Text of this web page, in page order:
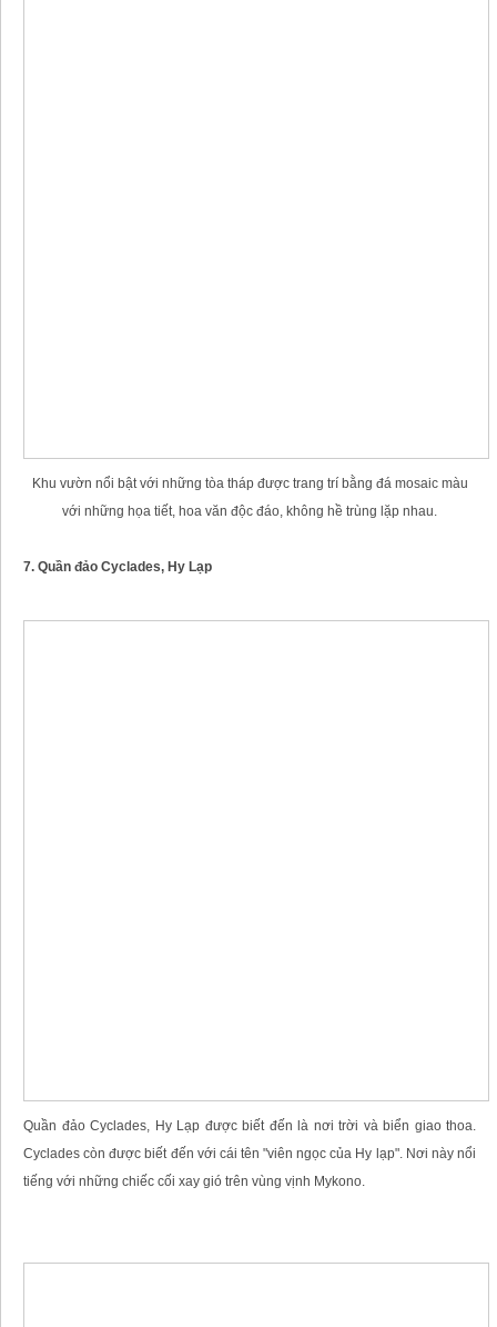
Khu vườn nổi bật với những tòa tháp được trang trí bằng đá mosaic màu
với những họa tiết, hoa văn độc đáo, không hề trùng lặp nhau.
7. Quần đảo Cyclades, Hy Lạp
Quần đảo Cyclades, Hy Lạp được biết đến là nơi trời và biển giao thoa.
Cyclades còn được biết đến với cái tên "viên ngọc của Hy lạp". Nơi này nổi
tiếng với những chiếc cối xay gió trên vùng vịnh Mykono.